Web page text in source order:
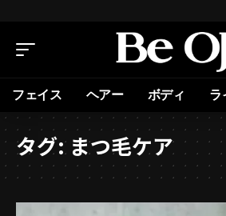
フェイス ヘアー ボディ ラ
タグ: まつ毛ケア